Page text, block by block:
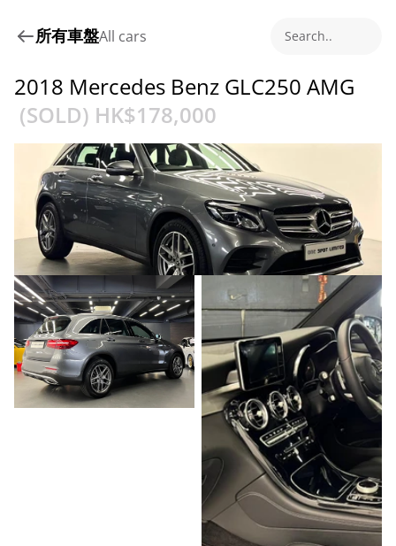
所有車盤All cars Search..
2018 Mercedes Benz GLC250 AMG
(SOLD) HK$178,000